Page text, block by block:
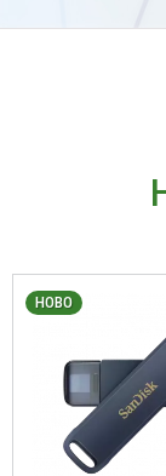
НОВО